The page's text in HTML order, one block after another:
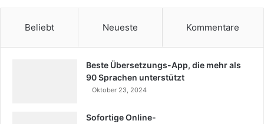
Beliebt Neueste Kommentare
Beste Übersetzungs-App, die mehr als
90 Sprachen unterstützt
Oktober 23, 2024
Sofortige Online-